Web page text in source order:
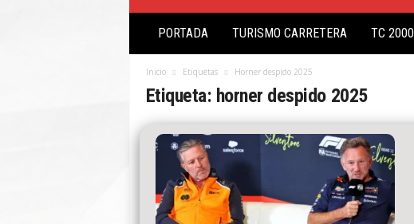
s
PORTADA TURISMO CARRETERA TC 2000
Inicio Etiquetas Horner despido 2025
Etiqueta: horner despido 2025